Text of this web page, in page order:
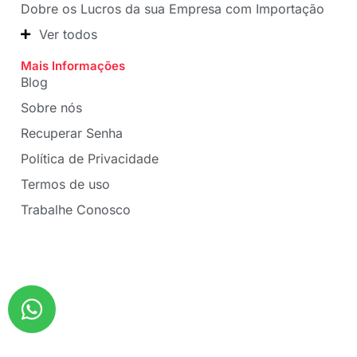
Dobre os Lucros da sua Empresa com Importação
Ver todos
Mais Informações
Blog
Sobre nós
Recuperar Senha
Política de Privacidade
Termos de uso
Trabalhe Conosco